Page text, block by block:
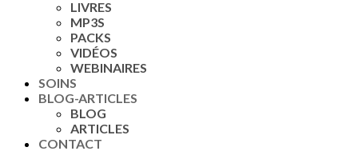
LIVRES
MP3S
PACKS
VIDÉOS
WEBINAIRES
SOINS
BLOG-ARTICLES
BLOG
ARTICLES
CONTACT